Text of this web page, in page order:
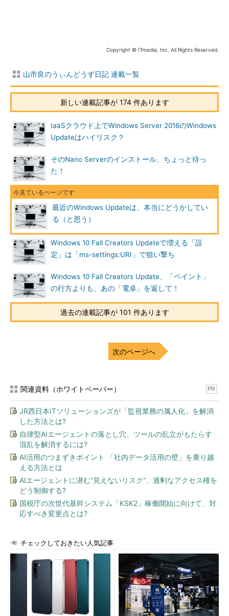
にある、まっさらな（Windows Updateしかしていない）仮想マ
シンであっても、問題に遭遇することがあります。更新プログラ
ムの問題であることも、もちろんあります。
定例更新の消えた「更新の履歴」問題
2017年8月（日本では8月9日）の定例のWindows Updateは、
あいかわらず“時間がかかる”という印象でしたが、筆者の環境で
は失敗などの問題はなく、無事に完了しました。ただし、後で1
つの問題に遭遇しました。Windows 10 Anniversary Update（バ
ージョン1607）とWindows Server 2016の「更新の履歴」（「設
定」アプリの「更新とセキュリティ」→「Windows Update」に
ある）が消えてしまい、「更新プログラムがまだインストールさ
れていません」と表示されたのです（
ルド「14393」であり、「更新の履歴」が消えた後の詳細なビル
ドは「14393.1593」です。
607とWindows Server 2016（どちらもビルド14393）の
「更新の履歴」が消えた
この問題については、その後、以下のWebページの「この更新
プログラムの既知の問題」に追加されました。Microsoftによる
と、「マイクロソフトはこの問題を調査中です。可能な限り早く
更新プログラムを提供いたします」ということだそうです。
2017年8月9日 - KB4034658（OSビルド 14393.1593）
（Microsoft サポート）
「更新の履歴」が消えてしまうと、更新に成功したのか、失敗
したのかも分かりません。詳細なビルド番号から累積的な更新プ
された更新プログラムが存在するはずです。この問題を受け、筆
者の個人ブログに「更新の履歴」以外の場所や方法で、更新プロ
グラムのインストール履歴を確認する方法をまとめておきまし
た。イベントログからコマンドラインで履歴を抽出する方法は、
Windows 10の更新の履歴を取得するその他の方法（筆者
Copyright © ITmedia, Inc. All Rights Reserved.
山市良のうぃんどうず日記 連載一覧
新しい連載記事が 174 件あります
IaaSクラウド上でWindows Server 2016のWindows
Updateはハイリスク？
そのNano Serverのインストール、ちょっと待っ
た！
最近のWindows Updateは、本当にどうかしてい
る（と思う）
Windows 10 Fall Creators Updateで増える「設
定」は「ms-settings:URI」で狙い撃ち
Windows 10 Fall Creators Update、「ペイント」
の行方よりも、あの「電卓」を返して！
過去の連載記事が 101 件あります
次のページへ
関連資料（ホワイトペーパー） PR
JR西日本ITソリューションズが「監視業務の属人化」を解消
した方法とは?
自律型AIエージェントの落とし穴、ツールの乱立がもたらす
混乱を解消するには?
AI活用のつまずきポイント 「社内データ活用の壁」を乗り越
える方法とは
AIエージェントに潜む“見えないリスク”、過剰なアクセス権を
どう制御する?
国税庁の次世代基幹システム「KSK2」稼働開始に向けて、対
応すべき変更点とは?
チェックしておきたい人気記事